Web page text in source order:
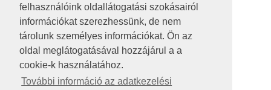
felhasználóink oldallátogatási szokásairól
információkat szerezhessünk, de nem
tárolunk személyes információkat. Ön az
oldal meglátogatásával hozzájárul a a
cookie-k használatához.
További információ az adatkezelési
JOGI NYILATKOZAT
IMPRESSZUM